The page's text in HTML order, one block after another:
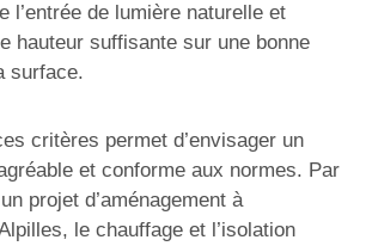
l’entrée de lumière naturelle et
hauteur suffisante sur une bonne
surface.
critères permet d’envisager un
et conforme aux normes. Par
projet d’aménagement à
le chauffage et l’isolation